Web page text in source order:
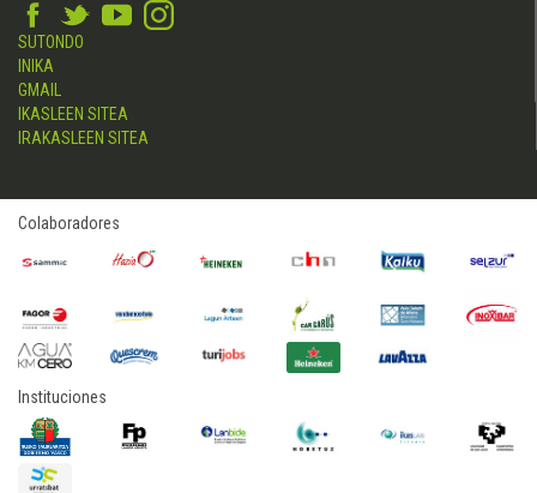
SUTONDO
INIKA
GMAIL
IKASLEEN SITEA
IRAKASLEEN SITEA
Colaboradores
Instituciones